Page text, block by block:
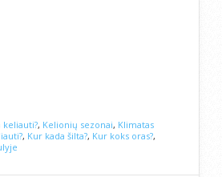
keliauti?, Kelionių sezonai, Klimatas
, Kur kada šilta?, Kur koks oras?,